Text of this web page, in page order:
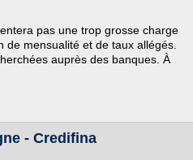
pas une trop grosse charge
mensualité et de taux allégés.
auprès des banques. À
- Credifina